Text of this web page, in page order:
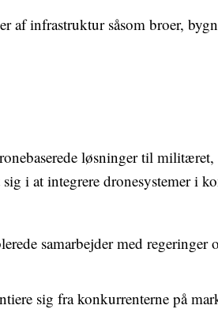
af infrastruktur såsom broer,
løsninger til militæret,
i at integrere dronesystemer i
samarbejder med regeringer
sig fra konkurrenterne på